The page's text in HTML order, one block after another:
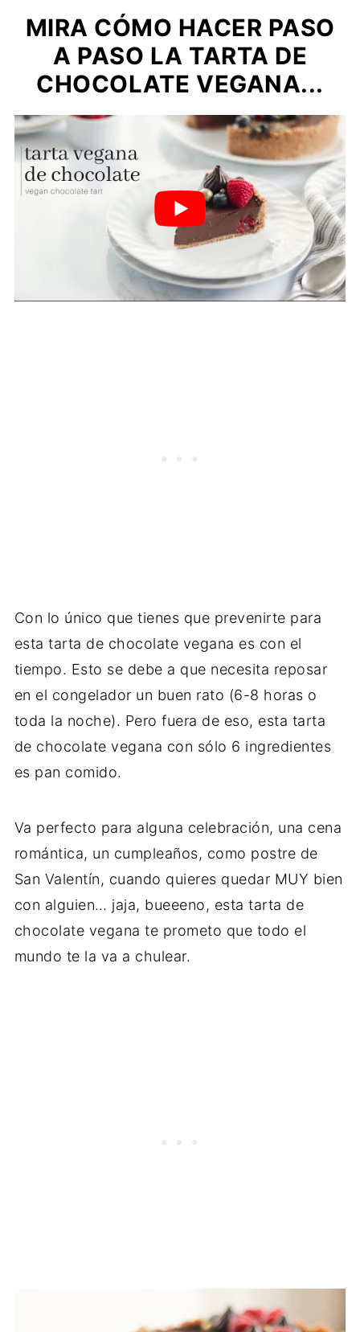
MIRA CÓMO HACER PASO
A PASO LA TARTA DE
CHOCOLATE VEGANA...
Con lo único que tienes que prevenirte para
esta tarta de chocolate vegana es con el
tiempo. Esto se debe a que necesita reposar
en el congelador un buen rato (6-8 horas o
toda la noche). Pero fuera de eso, esta tarta
de chocolate vegana con sólo 6 ingredientes
es pan comido.
Va perfecto para alguna celebración, una cena
romántica, un cumpleaños, como postre de
San Valentín, cuando quieres quedar MUY bien
con alguien… jaja, bueeeno, esta tarta de
chocolate vegana te prometo que todo el
mundo te la va a chulear.